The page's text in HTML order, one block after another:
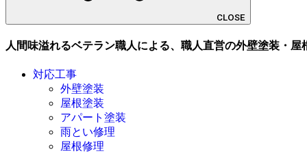
CLOSE
人間味溢れるベテラン職人による、職人直営の外壁塗装・屋
対応工事
外壁塗装
屋根塗装
アパート塗装
雨とい修理
屋根修理